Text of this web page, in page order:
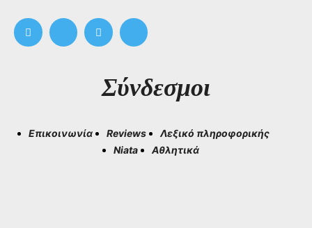
Σύνδεσμοι
Επικοινωνία Reviews
Λεξικό πληροφορικής
Niata
Αθλητικά